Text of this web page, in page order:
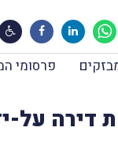
פרסומי
על-